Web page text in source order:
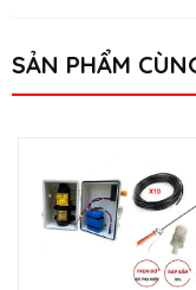
SẢN PHẨM